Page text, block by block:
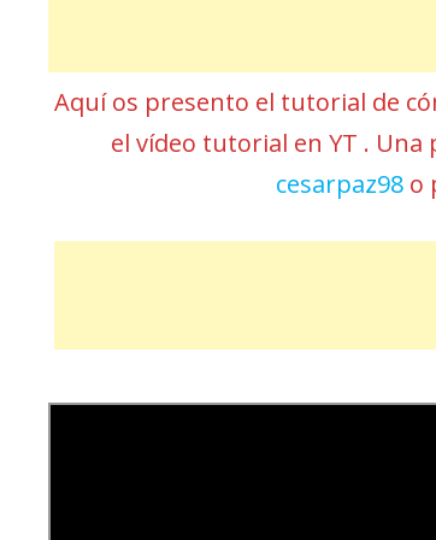
Aquí os presento el tutorial de
el vídeo tutorial en YT .
cesarpaz98 o